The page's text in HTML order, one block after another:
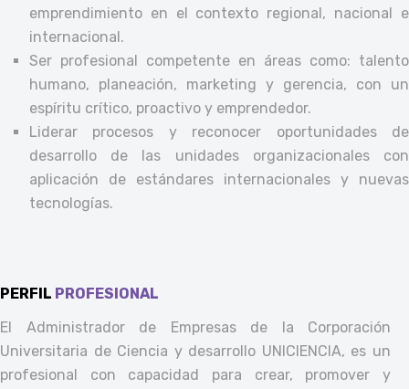
emprendimiento en el contexto regional, nacional e
internacional.
Ser profesional competente en áreas como: talento
humano, planeación, marketing y gerencia, con un
espíritu crítico, proactivo y emprendedor.
Liderar procesos y reconocer oportunidades de
desarrollo de las unidades organizacionales con
aplicación de estándares internacionales y nuevas
tecnologías.
PERFIL PROFESIONAL
El Administrador de Empresas de la Corporación
Universitaria de Ciencia y desarrollo UNICIENCIA, es un
profesional con capacidad para crear, promover y